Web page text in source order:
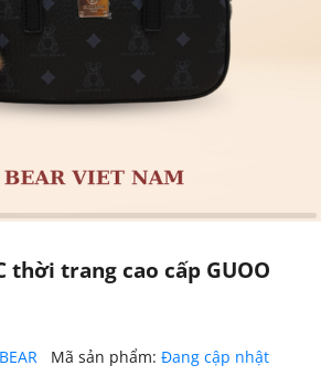
thời trang cao cấp GUOO
Mã sản phẩm: Đang cập nhật